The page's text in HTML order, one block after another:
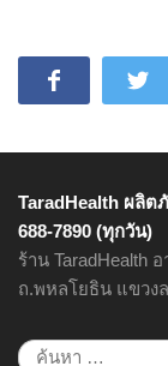
TaradHealth ผลิ
688-7890 (ทุกวัน)
ร้าน TaradHealth
ถ.พหลโยธิน แขวง
ค้นหา